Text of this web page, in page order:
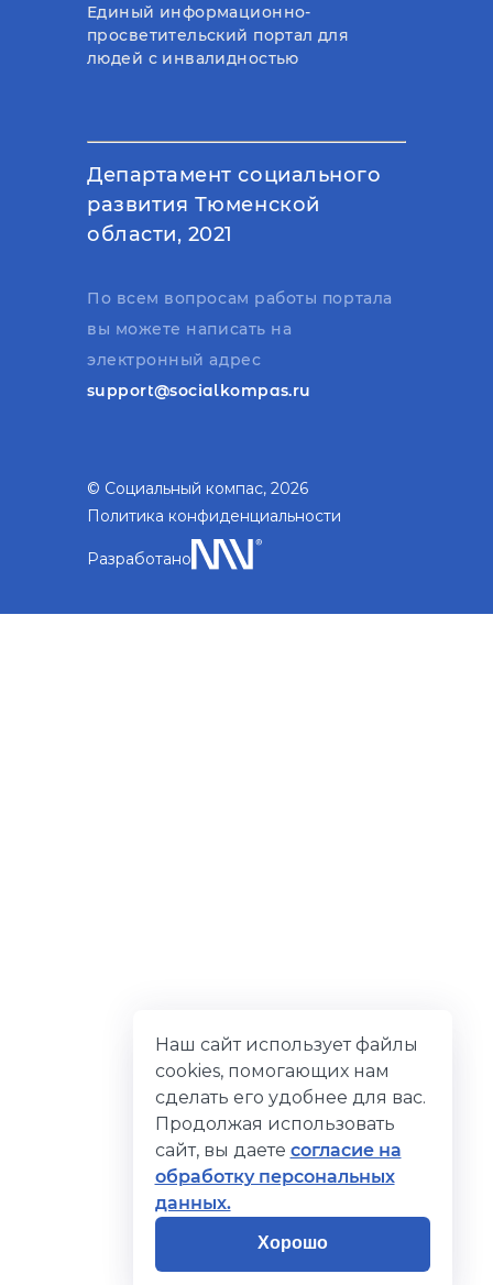
Единый информационно-
просветительский портал для
людей с инвалидностью
Департамент социального
развития Тюменской
области, 2021
По всем вопросам работы портала
вы можете написать на
электронный адрес
support@socialkompas.ru
© Социальный компас, 2026
Политика конфиденциальности
Разработано
Наш сайт использует файлы
cookies, помогающих нам
сделать его удобнее для вас.
Продолжая использовать
сайт, вы даете согласие на
обработку персональных
данных.
Хорошо